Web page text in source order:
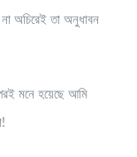
অচিরেই তা অনুধাবন
মনে হয়েছে আমি